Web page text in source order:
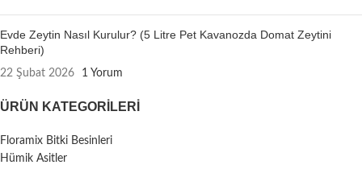
Evde Zeytin Nasıl Kurulur? (5 Litre Pet Kavanozda Domat Zeytini
Rehberi)
22 Şubat 2026 1 Yorum
ÜRÜN KATEGORILERI
Floramix Bitki Besinleri
Hümik Asitler